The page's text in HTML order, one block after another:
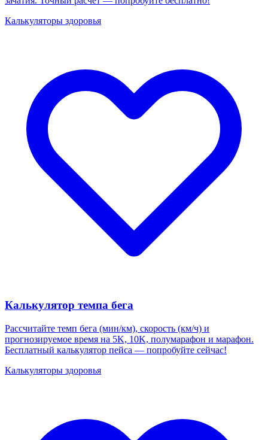
Калькуляторы здоровья
Калькулятор темпа бега
Рассчитайте темп бега (мин/км), скорость (км/ч) и
прогнозируемое время на 5K, 10K, полумарафон и марафон.
Бесплатный калькулятор пейса — попробуйте сейчас!
Калькуляторы здоровья